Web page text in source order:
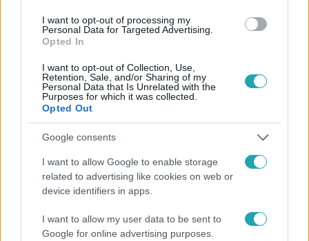
I want to opt-out of processing my
Personal Data for Targeted Advertising.
Opted In
I want to opt-out of Collection, Use,
Retention, Sale, and/or Sharing of my
Personal Data that Is Unrelated with the
Purposes for which it was collected.
Opted Out
Google consents
I want to allow Google to enable storage
related to advertising like cookies on web or
device identifiers in apps.
I want to allow my user data to be sent to
Google for online advertising purposes.
FÓKUSZ #ADÁSRÉSZLETEK #EDZÉS GYÚRÁS
IZMOK #NŐIESSÉG
Népszerű